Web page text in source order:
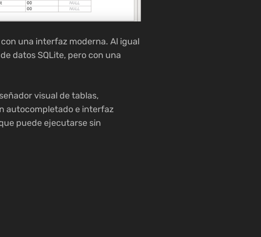
una interfaz moderna. Al igual
datos SQLite, pero con una
visual de tablas,
autocompletado e interfaz
puede ejecutarse sin